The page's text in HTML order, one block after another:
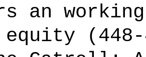
an
equity